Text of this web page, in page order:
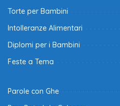
Torte per Bambini
Intolleranze Alimentari
Diplomi per i Bambini
Feste a Tema
Parole con Ghe